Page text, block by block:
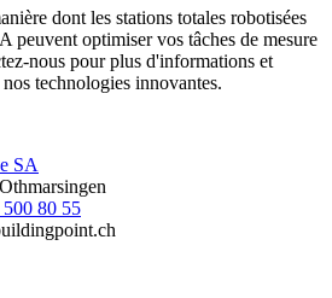
dont les stations totales robotisées
peuvent optimiser vos tâches de mesure
nous pour plus d'informations et
technologies innovantes.
SA
80 55